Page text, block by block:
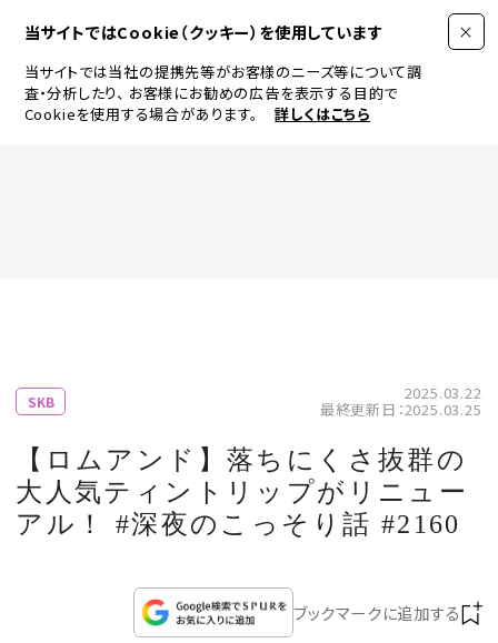
当サイトではCookie（クッキー）を使用しています
当サイトでは当社の提携先等がお客様のニーズ等について調
査・分析したり、 お客様にお勧めの広告を表示する目的で
Cookieを使用する場合があります。
詳しくはこちら
LIFESTYLE
CULTURE
SKB 2025.03.22
最終更新日：2025.03.25
【ロムアンド】落ちにくさ抜群の
大人気ティントリップがリニュー
アル！ #深夜のこっそり話 #2160
ブックマークに追加する